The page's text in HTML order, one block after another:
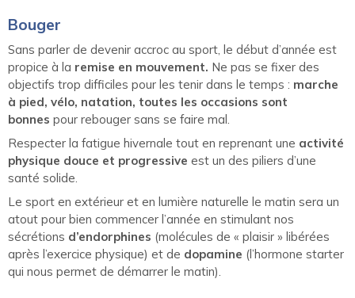
Bouger
Sans parler de devenir accroc au sport, le début d’année est
propice à la remise en mouvement. Ne pas se fixer des
objectifs trop difficiles pour les tenir dans le temps : marche
à pied, vélo, natation, toutes les occasions sont
bonnes pour rebouger sans se faire mal.
Respecter la fatigue hivernale tout en reprenant une activité
physique douce et progressive est un des piliers d’une
santé solide.
Le sport en extérieur et en lumière naturelle le matin sera un
atout pour bien commencer l’année en stimulant nos
sécrétions d’endorphines (molécules de « plaisir » libérées
après l’exercice physique) et de dopamine (l’hormone starter
qui nous permet de démarrer le matin).